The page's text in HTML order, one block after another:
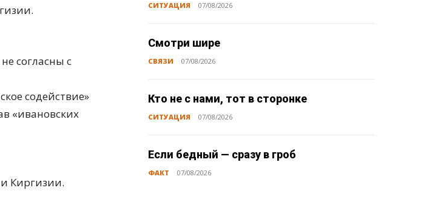
согласны с
содействие»
«ивановских
Киргизии.
СИТУАЦИЯ 07/08/2026
Смотри шире
СВЯЗИ 07/08/2026
Кто не с нами, тот в сторонке
СИТУАЦИЯ 07/08/2026
Если бедный — сразу в гроб
ФАКТ 07/08/2026